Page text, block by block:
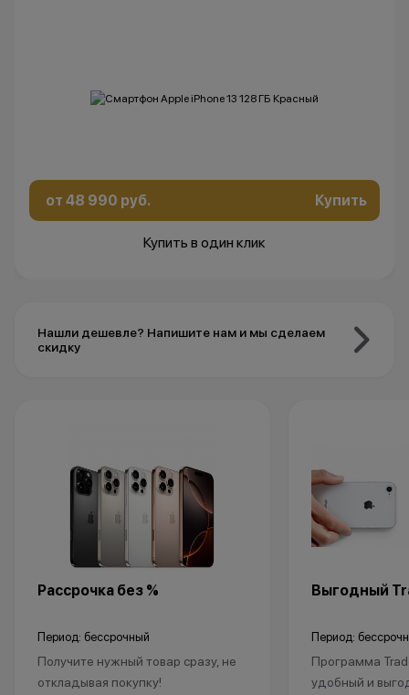
от 48 990 руб. Купить
Купить в один клик
Нашли дешевле? Напишите нам и мы сделаем
скидку
Рассрочка без %
Период: бессрочный
Получите нужный товар сразу, не
откладывая покупку!
Выгодный
Период:
Программа
удобный и